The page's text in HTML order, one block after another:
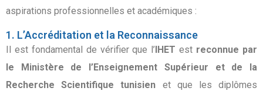
aspirations professionnelles et académiques :
1. L’Accréditation et la Reconnaissance
Il est fondamental de vérifier que l’IHET est reconnue par
le Ministère de l’Enseignement Supérieur et de la
Recherche Scientifique tunisien et que les diplômes